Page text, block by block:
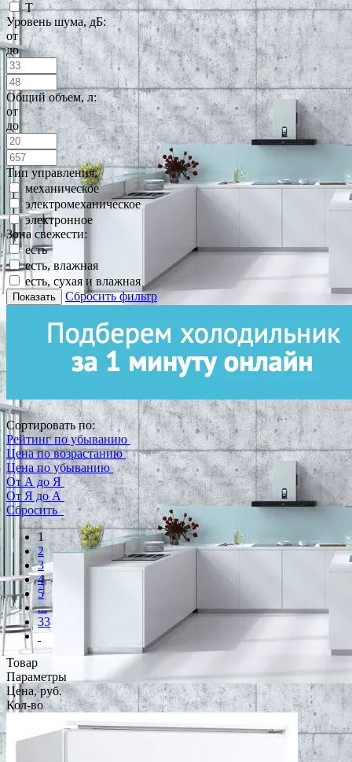
T
Уровень шума, дБ:
от
до
Общий объем, л:
от
до
Тип управления:
механическое
электромеханическое
электронное
Зона свежести:
есть
есть, влажная
есть, сухая и влажная
Показать Сбросить фильтр
Сортировать по:
Рейтинг по убыванию
Цена по возрастанию
Цена по убыванию
От А до Я
От Я до А
Сбросить
1
2
3
4
5
...
33
Товар
Параметры
Цена, руб.
Кол-во